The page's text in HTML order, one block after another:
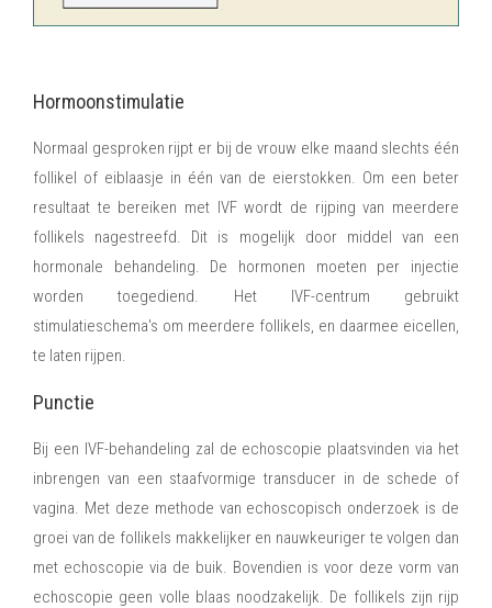
Hormoonstimulatie
Normaal gesproken rijpt er bij de vrouw elke maand slechts één
follikel of eiblaasje in één van de eierstokken. Om een beter
resultaat te bereiken met IVF wordt de rijping van meerdere
follikels nagestreefd. Dit is mogelijk door middel van een
hormonale behandeling. De hormonen moeten per injectie
worden toegediend. Het IVF-centrum gebruikt
stimulatieschema's om meerdere follikels, en daarmee eicellen,
te laten rijpen.
Punctie
Bij een IVF-behandeling zal de echoscopie plaatsvinden via het
inbrengen van een staafvormige transducer in de schede of
vagina. Met deze methode van echoscopisch onderzoek is de
groei van de follikels makkelijker en nauwkeuriger te volgen dan
met echoscopie via de buik. Bovendien is voor deze vorm van
echoscopie geen volle blaas noodzakelijk. De follikels zijn rijp